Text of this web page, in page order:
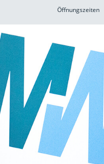
Öffnungszeiten